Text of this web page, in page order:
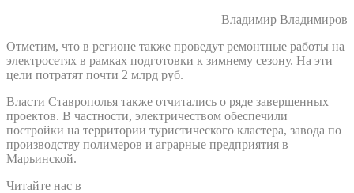
– Владимир Владимиров
Отметим, что в регионе также проведут ремонтные работы на
электросетях в рамках подготовки к зимнему сезону. На эти
цели потратят почти 2 млрд руб.
Власти Ставрополья также отчитались о ряде завершенных
проектов. В частности, электричеством обеспечили
постройки на территории туристического кластера, завода по
производству полимеров и аграрные предприятия в
Марьинской.
Читайте нас в